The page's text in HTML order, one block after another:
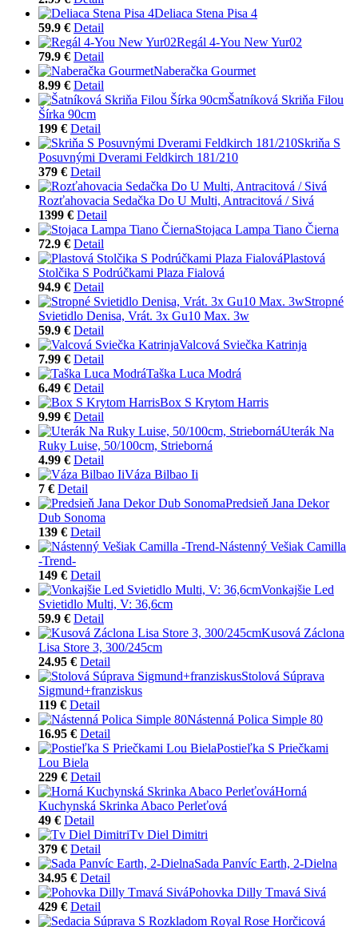
Deliaca Stena Pisa 4
59.9 € Detail
Regál 4-You New Yur02
79.9 € Detail
Naberačka Gourmet
8.99 € Detail
Šatníková Skriňa Filou
Šírka 90cm
199 € Detail
Skriňa S
Posuvnými Dverami Feldkirch 181/210
379 € Detail
Rozťahovacia Sedačka Do U Multi, Antracitová / Sivá
1399 € Detail
Stojaca Lampa Tiano Čierna
72.9 € Detail
Plastová
Stolčika S Podrúčkami Plaza Fialová
94.9 € Detail
Stropné
Svietidlo Denisa, Vrát. 3x Gu10 Max. 3w
59.9 € Detail
Valcová Sviečka Katrinja
7.99 € Detail
Taška Luca Modrá
6.49 € Detail
Box S Krytom Harris
9.99 € Detail
Uterák Na
Ruky Luise, 50/100cm, Strieborná
4.99 € Detail
Váza Bilbao Ii
7 € Detail
Predsieň Jana Dekor
Dub Sonoma
139 € Detail
Nástenný Vešiak Camilla
-Trend-
149 € Detail
Vonkajšie Led
Svietidlo Multi, V: 36,6cm
59.9 € Detail
Kusová Záclona
Lisa Store 3, 300/245cm
24.95 € Detail
Stolová Súprava
Sigmund+franziskus
119 € Detail
Nástenná Polica Simple 80
16.95 € Detail
Postieľka S Priečkami
Lou Biela
229 € Detail
Horná
Kuchynská Skrinka Abaco Perleťová
49 € Detail
Tv Diel Dimitri
379 € Detail
Sada Panvíc Earth, 2-Dielna
34.95 € Detail
Pohovka Dilly Tmavá Sivá
429 € Detail